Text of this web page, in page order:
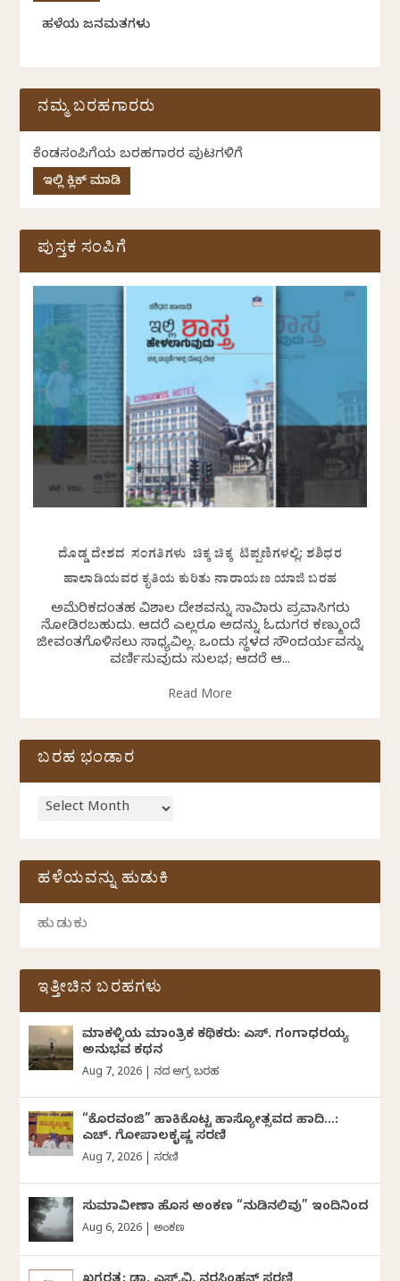
ಹಳೆಯ ಜನಮತಗಳು
ನಮ್ಮ ಬರಹಗಾರರು
ಕೆಂಡಸಂಪಿಗೆಯ ಬರಹಗಾರರ ಪುಟಗಳಿಗೆ
ಇಲ್ಲಿ ಕ್ಲಿಕ್ ಮಾಡಿ
ಪುಸ್ತಕ ಸಂಪಿಗೆ
ದೊಡ್ಡ ದೇಶದ ಸಂಗತಿಗಳು ಚಿಕ್ಕ ಚಿಕ್ಕ ಟಿಪ್ಪಣಿಗಳಲ್ಲಿ: ಶಶಿಧರ
ಹಾಲಾಡಿಯವರ ಕೃತಿಯ ಕುರಿತು ನಾರಾಯಣ ಯಾಜಿ ಬರಹ
ಅಮೆರಿಕದಂತಹ ವಿಶಾಲ ದೇಶವನ್ನು ಸಾವಿರಾರು ಪ್ರವಾಸಿಗರು
ನೋಡಿರಬಹುದು. ಆದರೆ ಎಲ್ಲರೂ ಅದನ್ನು ಓದುಗರ ಕಣ್ಮುಂದೆ
ಜೀವಂತಗೊಳಿಸಲು ಸಾಧ್ಯವಿಲ್ಲ. ಒಂದು ಸ್ಥಳದ ಸೌಂದರ್ಯವನ್ನು
ವರ್ಣಿಸುವುದು ಸುಲಭ; ಆದರೆ ಆ...
Read More
ಬರಹ ಭಂಡಾರ
ಹಳೆಯವನ್ನು ಹುಡುಕಿ
ಇತ್ತೀಚಿನ ಬರಹಗಳು
ಮಾಕಳ್ಳಿಯ ಮಾಂತ್ರಿಕ ಕಥಿಕರು: ಎಸ್. ಗಂಗಾಧರಯ್ಯ
ಅನುಭವ ಕಥನ
Aug 7, 2026 ದಿನದ ಅಗ್ರ ಬರಹ
“ಕೊರವಂಜಿ” ಹಾಕಿಕೊಟ್ಟ ಹಾಸ್ಯೋತ್ಸವದ ಹಾದಿ…:
ಎಚ್. ಗೋಪಾಲಕೃಷ್ಣ ಸರಣಿ
Aug 7, 2026 ಸರಣಿ
ಸುಮಾವೀಣಾ ಹೊಸ ಅಂಕಣ “ನುಡಿನಲಿವು” ಇಂದಿನಿಂದ
Aug 6, 2026 ಅಂಕಣ